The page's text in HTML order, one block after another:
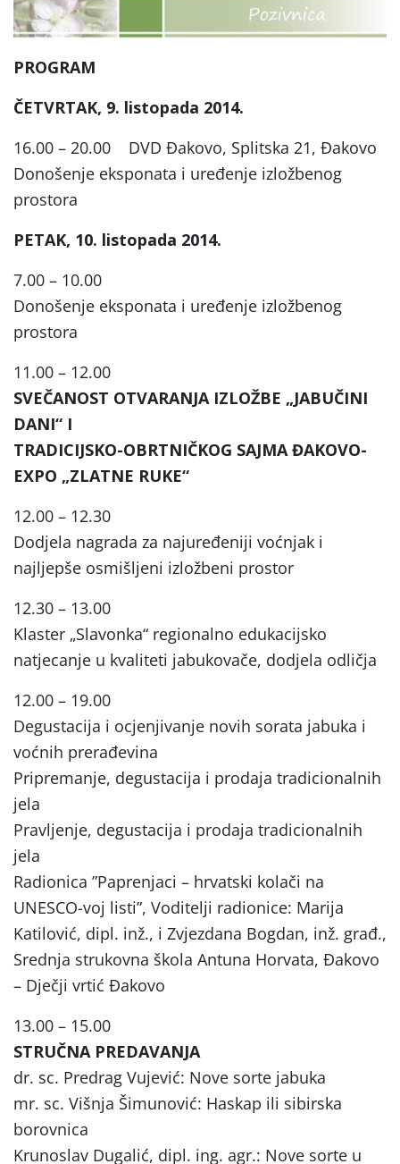
PROGRAM
ČETVRTAK, 9. listopada 2014.
16.00 – 20.00 DVD Đakovo, Splitska 21, Đakovo
Donošenje eksponata i uređenje izložbenog
prostora
PETAK, 10. listopada 2014.
7.00 – 10.00
Donošenje eksponata i uređenje izložbenog
prostora
11.00 – 12.00
SVEČANOST OTVARANJA IZLOŽBE „JABUČINI
DANI“ I
TRADICIJSKO-OBRTNIČKOG SAJMA ĐAKOVO-
EXPO „ZLATNE RUKE“
12.00 – 12.30
Dodjela nagrada za najuređeniji voćnjak i
najljepše osmišljeni izložbeni prostor
12.30 – 13.00
Klaster „Slavonka“ regionalno edukacijsko
natjecanje u kvaliteti jabukovače, dodjela odličja
12.00 – 19.00
Degustacija i ocjenjivanje novih sorata jabuka i
voćnih prerađevina
Pripremanje, degustacija i prodaja tradicionalnih
jela
Pravljenje, degustacija i prodaja tradicionalnih
jela
Radionica ”Paprenjaci – hrvatski kolači na
UNESCO-voj listi”, Voditelji radionice: Marija
Katilović, dipl. inž., i Zvjezdana Bogdan, inž. građ.,
Srednja strukovna škola Antuna Horvata, Đakovo
– Dječji vrtić Đakovo
13.00 – 15.00
STRUČNA PREDAVANJA
dr. sc. Predrag Vujević: Nove sorte jabuka
mr. sc. Višnja Šimunović: Haskap ili sibirska
borovnica
Krunoslav Dugalić, dipl. ing. agr.: Nove sorte u